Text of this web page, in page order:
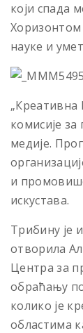
који спада
Хоризонтом
науке и
„Креативна
комисије
медије.
и
искустава.
Трибину је
отворила
Центра за
обраћању
колико је
областима